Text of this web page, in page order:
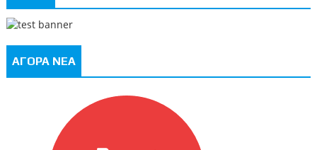
ΑΓΟΡΑ ΝΕΑ